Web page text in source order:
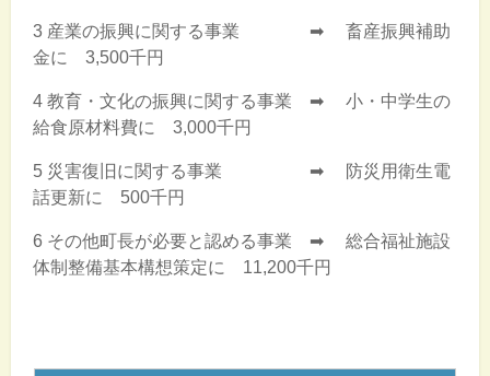
3 産業の振興に関する事業 ➡ 畜産振興補助
金に 3,500千円
4 教育・文化の振興に関する事業 ➡ 小・中学生の
給食原材料費に 3,000千円
5 災害復旧に関する事業 ➡ 防災用衛生電
話更新に 500千円
6 その他町長が必要と認める事業 ➡ 総合福祉施設
体制整備基本構想策定に 11,200千円